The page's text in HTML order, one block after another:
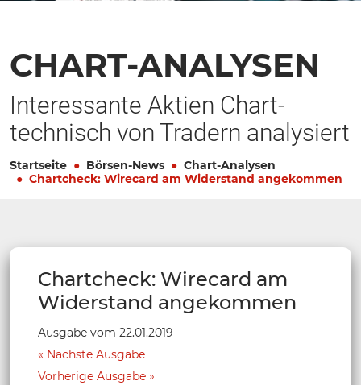
CHART-ANALYSEN
Interessante Aktien Chart-
technisch von Tradern analysiert
Startseite Börsen-News
Chart-Analysen
Chartcheck: Wirecard am Widerstand angekommen
Chartcheck: Wirecard am
Widerstand angekommen
Ausgabe vom 22.01.2019
Nächste Ausgabe
Vorherige Ausgabe